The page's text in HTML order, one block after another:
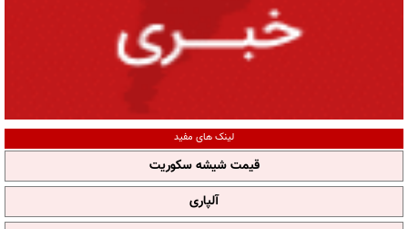
لینک های مفید
قیمت شیشه سکوریت
آلپاری